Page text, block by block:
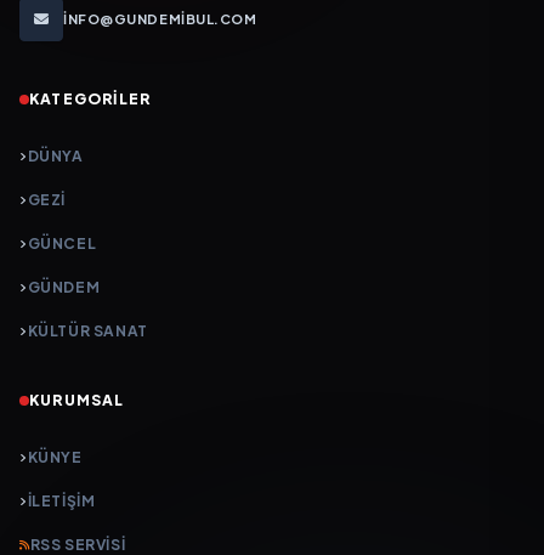
INFO@GUNDEMIBUL.COM
KATEGORILER
DÜNYA
GEZI
GÜNCEL
GÜNDEM
KÜLTÜR SANAT
KURUMSAL
KÜNYE
İLETIŞIM
RSS SERVISI